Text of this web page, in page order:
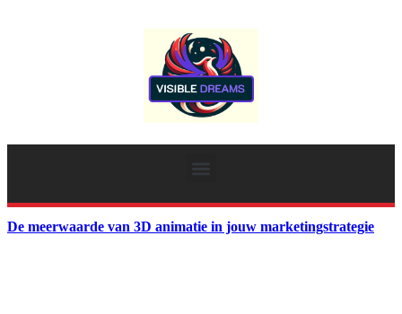
De meerwaarde van 3D animatie in jouw marketingstrategie